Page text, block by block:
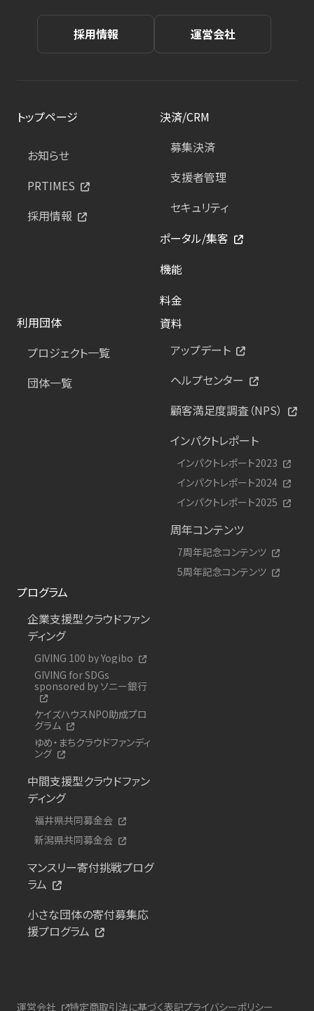
採用情報 運営会社
トップページ
お知らせ
PRTIMES
採用情報
決済/CRM
募集決済
支援者管理
セキュリティ
ポータル/集客
機能
料金
利用団体
プロジェクト一覧
団体一覧
資料
アップデート
ヘルプセンター
顧客満足度調査（NPS）
インパクトレポート
インパクトレポート2023
インパクトレポート2024
インパクトレポート2025
周年コンテンツ
7周年記念コンテンツ
5周年記念コンテンツ
プログラム
企業支援型クラウドファン
ディング
GIVING 100 by Yogibo
GIVING for SDGs
sponsored by ソニー銀行
ケイズハウスNPO助成プロ
グラム
ゆめ・まちクラウドファンディ
ング
中間支援型クラウドファン
ディング
福井県共同募金会
新潟県共同募金会
マンスリー寄付挑戦プログ
ラム
小さな団体の寄付募集応
援プログラム
運営会社 特定商取引法に基づく表記プライバシーポリシー